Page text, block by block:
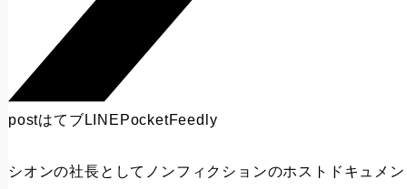
postはてブ LINE PocketFeedly
シオンの社長としてノンフィクションのホストドキュメ